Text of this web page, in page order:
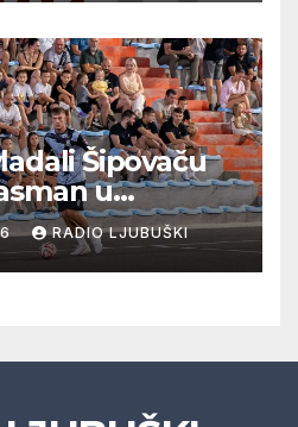
Šipovaču
u
izborio
Klobuk ispao,
četvrtfinale
RADIO LJUBUŠKI